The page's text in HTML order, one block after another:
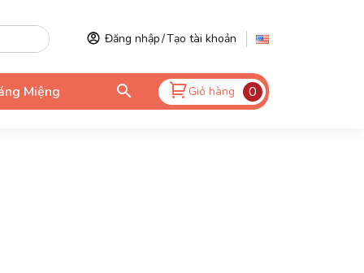
Đăng nhập/Tạo tài khoản
Miệng Giỏ hàng 0